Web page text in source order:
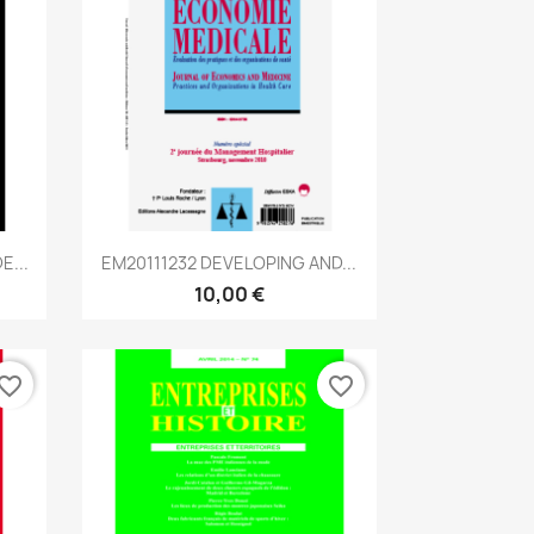
Aperçu rapide
EM20111232 DEVELOPING AND...
10,00 €
favorite_border